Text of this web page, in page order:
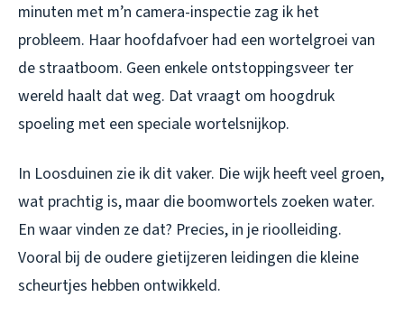
minuten met m’n camera-inspectie zag ik het
probleem. Haar hoofdafvoer had een wortelgroei van
de straatboom. Geen enkele ontstoppingsveer ter
wereld haalt dat weg. Dat vraagt om hoogdruk
spoeling met een speciale wortelsnijkop.
In Loosduinen zie ik dit vaker. Die wijk heeft veel groen,
wat prachtig is, maar die boomwortels zoeken water.
En waar vinden ze dat? Precies, in je rioolleiding.
Vooral bij de oudere gietijzeren leidingen die kleine
scheurtjes hebben ontwikkeld.